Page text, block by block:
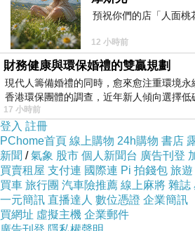
預祝你們的店「人面桃
12 小時前
財務健康與環保婚禮的雙贏規劃
現代人籌備婚禮的同時，愈來愈注重環境
香港環保團體的調查，近年新人傾向選擇
17 小時前
登入 註冊
PChome首頁 線上購物 24h購物 書店
新聞 /氣象 股市 個人新聞台 廣告刊登
買賣租屋 支付連 國際連 Pi 拍錢包 旅遊
買車 旅行團 汽車險推薦 線上麻將 雜誌
一元簡訊 直播達人 數位憑證 企業簡訊
買網址 虛擬主機 企業郵件